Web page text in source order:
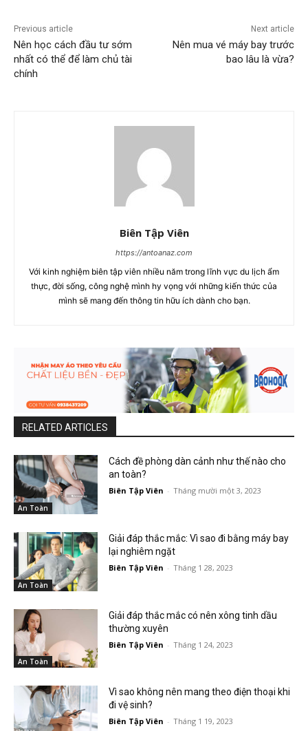
Previous article
Nên học cách đầu tư sớm
nhất có thể để làm chủ tài
chính
Next article
Nên mua vé máy bay trước
bao lâu là vừa?
Biên Tập Viên
https://antoanaz.com
Với kinh nghiệm biên tập viên nhiều năm trong lĩnh vực du lịch ẩm
thực, đời sống, công nghệ mình hy vọng với những kiến thức của
mình sẽ mang đến thông tin hữu ích dành cho bạn.
RELATED ARTICLES
An Toàn
Cách đề phòng dàn cảnh như thế nào cho
an toàn?
Biên Tập Viên - Tháng mười một 3, 2023
An Toàn
Giải đáp thắc mắc: Vì sao đi bằng máy bay
lại nghiêm ngặt
Biên Tập Viên - Tháng 1 28, 2023
An Toàn
Giải đáp thắc mắc có nên xông tinh dầu
thường xuyên
Biên Tập Viên - Tháng 1 24, 2023
Vì sao không nên mang theo điện thoại khi
đi vệ sinh?
Biên Tập Viên - Tháng 1 19, 2023